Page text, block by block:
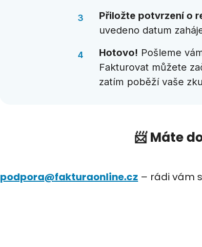
Přiložte potvrzení o
uvedeno datum
Hotovo! Pošleme
Fakturovat můžete
zatím poběží vaše
📨Máte
podpora@fakturaonline.cz – rádi vám